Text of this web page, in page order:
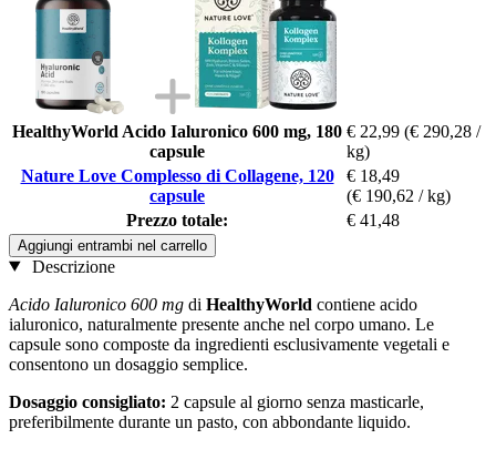
HealthyWorld Acido Ialuronico 600 mg, 180
capsule
€ 22,99 (€ 290,28 /
kg)
Nature Love Complesso di Collagene, 120
capsule
€ 18,49
(€ 190,62 / kg)
Prezzo totale:
€ 41,48
Aggiungi entrambi nel carrello
Descrizione
Acido Ialuronico 600 mg di HealthyWorld contiene acido
ialuronico, naturalmente presente anche nel corpo umano. Le
capsule sono composte da ingredienti esclusivamente vegetali e
consentono un dosaggio semplice.
Dosaggio consigliato: 2 capsule al giorno senza masticarle,
preferibilmente durante un pasto, con abbondante liquido.